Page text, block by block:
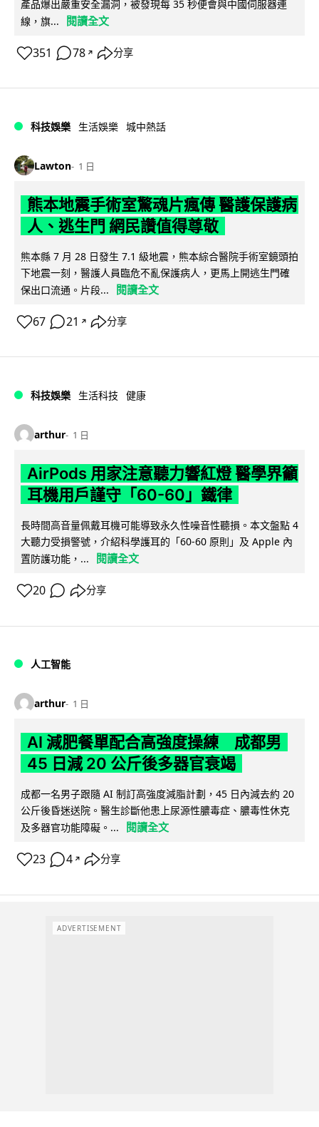
產品爆出嚴重安全漏洞，被發現每 35 秒便會與中國伺服器連
線，旗...
閱讀全文
351 78 ↗ 分享
科技娛樂 生活娛樂 城中熱話
Lawton 1 日
熊本地震手術室驚魂片瘋傳 醫護保護病
人、逃生門 網民讚值得尊敬
熊本縣 7 月 28 日發生 7.1 級地震，熊本綜合醫院手術室鏡頭拍
下地震一刻，醫護人員臨危不亂保護病人，更馬上開逃生門確
保出口流通。片段...
閱讀全文
67 21 ↗ 分享
科技娛樂 生活科技 健康
arthur 1 日
AirPods 用家注意聽力響紅燈 醫學界籲
耳機用戶謹守「60-60」鐵律
長時間高音量佩戴耳機可能導致永久性噪音性聽損。本文盤點 4
大聽力受損警號，介紹科學護耳的「60-60 原則」及 Apple 內
置防護功能，...
閱讀全文
20 分享
人工智能
arthur 1 日
AI 減肥餐單配合高強度操練 成都男
45 日減 20 公斤後多器官衰竭
成都一名男子跟隨 AI 制訂高強度減脂計劃，45 日內減去約 20
公斤後昏迷送院。醫生診斷他患上尿源性膿毒症、膿毒性休克
及多器官功能障礙。...
閱讀全文
23 4 ↗ 分享
ADVERTISEMENT